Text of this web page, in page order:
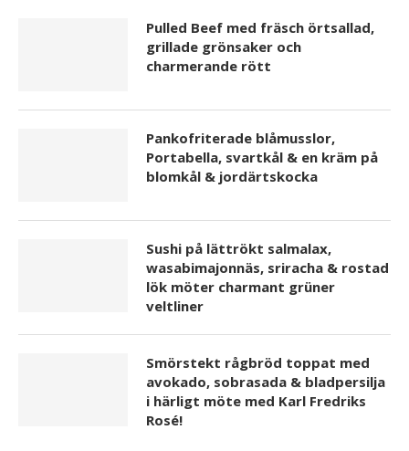
Pulled Beef med fräsch örtsallad,
grillade grönsaker och
charmerande rött
Pankofriterade blåmusslor,
Portabella, svartkål & en kräm på
blomkål & jordärtskocka
Sushi på lättrökt salmalax,
wasabimajonnäs, sriracha & rostad
lök möter charmant grüner
veltliner
Smörstekt rågbröd toppat med
avokado, sobrasada & bladpersilja
i härligt möte med Karl Fredriks
Rosé!